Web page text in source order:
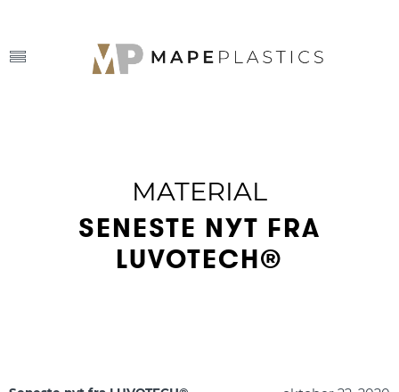
MATERIAL
SENESTE NYT FRA
LUVOTECH®